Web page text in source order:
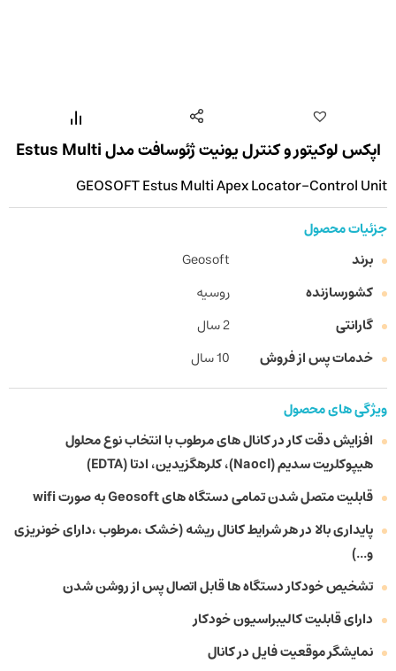
اپکس لوکیتور و کنترل یونیت ژئوسافت مدل Estus Multi
GEOSOFT Estus Multi Apex Locator-Control Unit
جزئیات محصول
برند
Geosoft
کشورسازنده
روسیه
گارانتی
2 سال
خدمات پس از فروش
10 سال
ویژگی های محصول
افزایش دقت کار در کانال های مرطوب با انتخاب نوع محلول
هیپوکلریت سدیم (Naocl)، کلرهگزیدین، ادتا (EDTA)
قابلیت متصل شدن تمامی دستگاه های Geosoft به صورت wifi
پایداری بالا در هر شرایط کانال ریشه (خشک ،مرطوب ،دارای خونریزی
و...)
تشخیص خودکار دستگاه ها قابل اتصال پس از روشن شدن
دارای قابلیت کالیبراسیون خودکار
نمایشگر موقعیت فایل در کانال